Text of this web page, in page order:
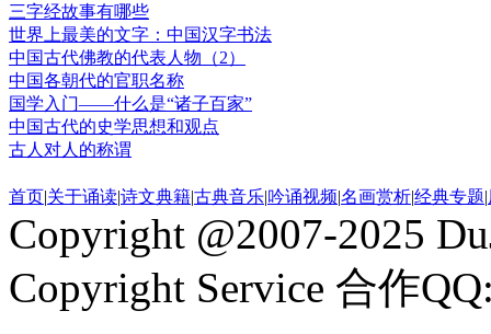
三字经故事有哪些
世界上最美的文字：中国汉字书法
中国古代佛教的代表人物（2）
中国各朝代的官职名称
国学入门——什么是“诸子百家”
中国古代的史学思想和观点
古人对人的称谓
首页|关于诵读|诗文典籍|古典音乐|吟诵视频|名画赏析|经典专题|
Copyright @2007-2025
Copyright Service 合作